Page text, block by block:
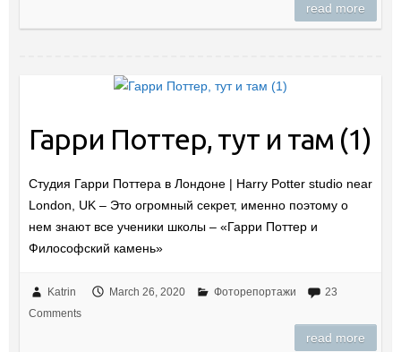
read more
Гарри Поттер, тут и там (1)
Студия Гарри Поттера в Лондоне | Harry Potter studio near
London, UK – Это огромный секрет, именно поэтому о
нем знают все ученики школы – «Гарри Поттер и
Философский камень»
Katrin March 26, 2020 Фоторепортажи
23
Comments
read more